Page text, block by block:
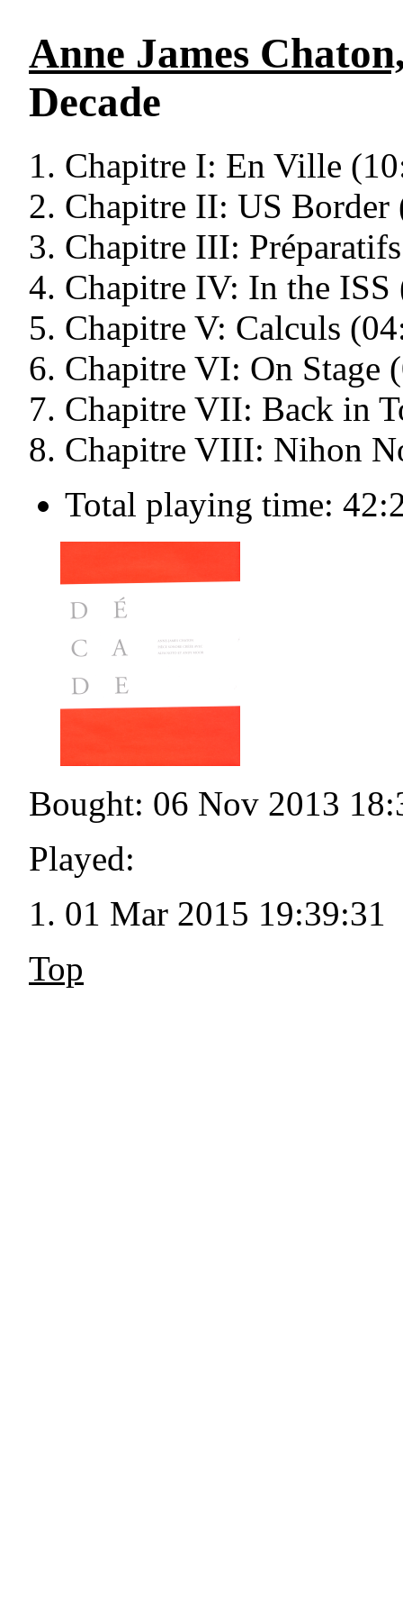
Anne James
Decade
Chapitre I: En Ville
Chapitre II: US Border
Chapitre III:
Chapitre IV: In the ISS
Chapitre V: Calculs
Chapitre VI: On Stage
Chapitre VII: Back in
Chapitre VIII: Nihon
Total playing time:
Bought: 06 Nov 2013
Played:
01 Mar 2015 19:39:31
Top